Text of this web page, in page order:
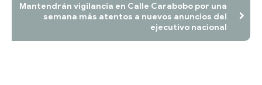
Mantendrán vigilancia en Calle Carabobo por una
semana más atentos a nuevos anuncios del
ejecutivo nacional